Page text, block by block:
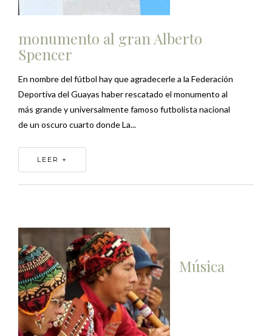
monumento al gran Alberto
Spencer
En nombre del fútbol hay que agradecerle a la Federación
Deportiva del Guayas haber rescatado el monumento al
más grande y universalmente famoso futbolista nacional
de un oscuro cuarto donde La...
LEER +
Música